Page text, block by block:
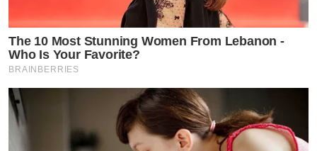
The 10 Most Stunning Women From Lebanon -
Who Is Your Favorite?
BRAINBERRIES